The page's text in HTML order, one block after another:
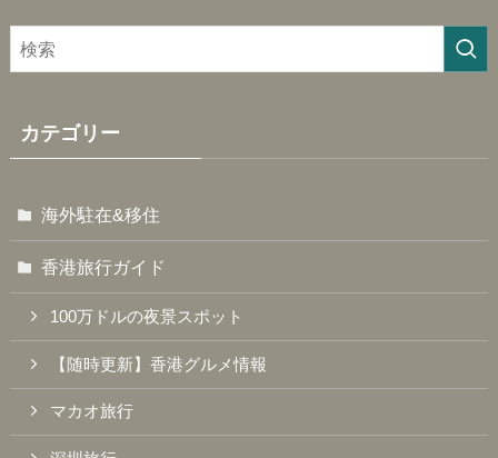
カテゴリー
海外駐在&移住
香港旅行ガイド
100万ドルの夜景スポット
【随時更新】香港グルメ情報
マカオ旅行